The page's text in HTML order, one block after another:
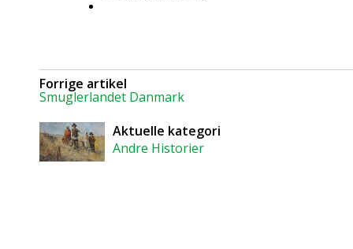
Forrige artikel
Smuglerlandet Danmark
Aktuelle kategori
Andre Historier